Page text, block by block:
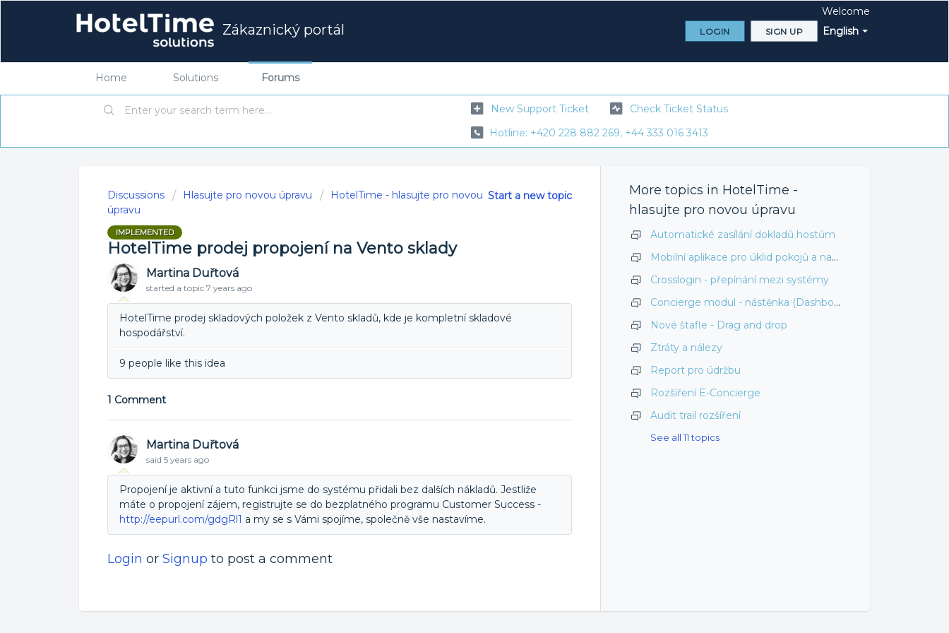
Zákaznický portál English
Welcome
LOGIN SIGN UP
Home Solutions Forums
New Support Ticket
Check Ticket Status
Hotline: +420 228 882 269, +44 333 016 3413
Start a new topic
Discussions Hlasujte pro novou úpravu
HotelTime - hlasujte pro novou
úpravu
IMPLEMENTED
HotelTime prodej propojení na Vento sklady
Martina Duřtová
started a topic 7 years ago
HotelTime prodej skladových položek z Vento skladů, kde je kompletní skladové
hospodářství.
9 people like this idea
1 Comment
Martina Duřtová
said 5 years ago
Propojení je aktivní a tuto funkci jsme do systému přidali bez dalších nákladů. Jestliže
máte o propojení zájem, registrujte se do bezplatného programu Customer Success -
http://eepurl.com/gdgRl1 a my se s Vámi spojíme, společně vše nastavíme.
Login or Signup to post a comment
More topics in HotelTime -
hlasujte pro novou úpravu
Automatické zasílání dokladů hostům
Mobilní aplikace pro úklid pokojů a natěžování minibarů
Crosslogin - přepínání mezi systémy
Concierge modul - nástěnka (Dashboard)
Nové štafle - Drag and drop
Ztráty a nálezy
Report pro údržbu
Rozšíření E-Concierge
Audit trail rozšíření
See all 11 topics